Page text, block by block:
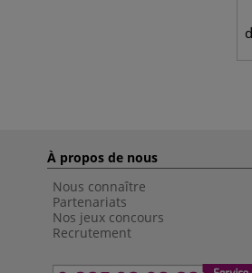
À propos de nous
Nous connaître
Partenariats
Nos jeux concours
Recrutement